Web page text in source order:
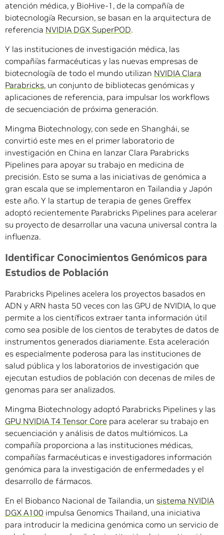
atención médica, y BioHive-1, de la compañía de
biotecnología Recursion, se basan en la arquitectura de
referencia NVIDIA DGX SuperPOD.
Y las instituciones de investigación médica, las
compañías farmacéuticas y las nuevas empresas de
biotecnología de todo el mundo utilizan NVIDIA Clara
Parabricks, un conjunto de bibliotecas genómicas y
aplicaciones de referencia, para impulsar los workflows
de secuenciación de próxima generación.
Mingma Biotechnology, con sede en Shanghái, se
convirtió este mes en el primer laboratorio de
investigación en China en lanzar Clara Parabricks
Pipelines para apoyar su trabajo en medicina de
precisión. Esto se suma a las iniciativas de genómica a
gran escala que se implementaron en Tailandia y Japón
este año. Y la startup de terapia de genes Greffex
adoptó recientemente Parabricks Pipelines para acelerar
su proyecto de desarrollar una vacuna universal contra la
influenza.
Identificar Conocimientos Genómicos para
Estudios de Población
Parabricks Pipelines acelera los proyectos basados en
ADN y ARN hasta 50 veces con las GPU de NVIDIA, lo que
permite a los científicos extraer tanta información útil
como sea posible de los cientos de terabytes de datos de
instrumentos generados diariamente. Esta aceleración
es especialmente poderosa para las instituciones de
salud pública y los laboratorios de investigación que
ejecutan estudios de población con decenas de miles de
genomas para ser analizados.
Mingma Biotechnology adoptó Parabricks Pipelines y las
GPU NVIDIA T4 Tensor Core para acelerar su trabajo en
secuenciación y análisis de datos multiómicos. La
compañía proporciona a las instituciones médicas,
compañías farmacéuticas e investigadores información
genómica para la investigación de enfermedades y el
desarrollo de fármacos.
En el Biobanco Nacional de Tailandia, un sistema NVIDIA
DGX A100 impulsa Genomics Thailand, una iniciativa
para introducir la medicina genómica como un servicio de